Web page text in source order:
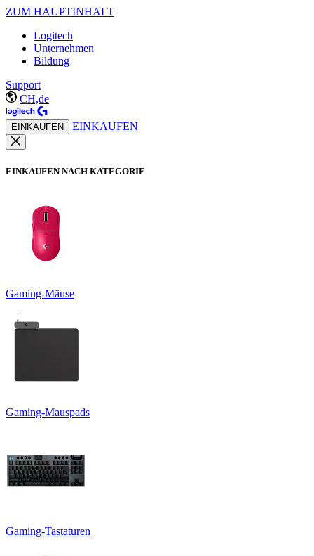
ZUM HAUPTINHALT
Logitech
Unternehmen
Bildung
Support
CH,de
EINKAUFEN EINKAUFEN
EINKAUFEN NACH KATEGORIE
Gaming-Mäuse
Gaming-Mauspads
Gaming-Tastaturen